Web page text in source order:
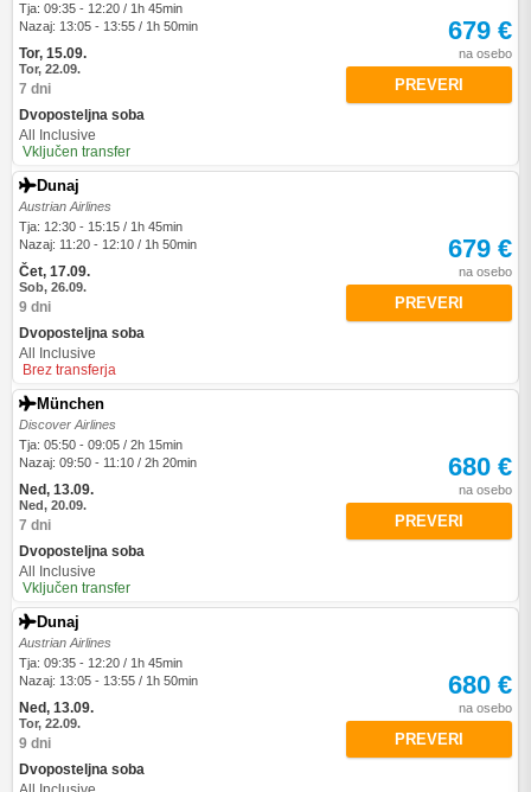
Tja: 09:35 - 12:20 / 1h 45min
Nazaj: 13:05 - 13:55 / 1h 50min
Tor, 15.09.
Tor, 22.09.
7 dni
Dvoposteljna soba
All Inclusive
Vključen transfer
679 €
na osebo
PREVERI
Dunaj
Austrian Airlines
Tja: 12:30 - 15:15 / 1h 45min
Nazaj: 11:20 - 12:10 / 1h 50min
Čet, 17.09.
Sob, 26.09.
9 dni
Dvoposteljna soba
All Inclusive
Brez transferja
679 €
na osebo
PREVERI
München
Discover Airlines
Tja: 05:50 - 09:05 / 2h 15min
Nazaj: 09:50 - 11:10 / 2h 20min
Ned, 13.09.
Ned, 20.09.
7 dni
Dvoposteljna soba
All Inclusive
Vključen transfer
680 €
na osebo
PREVERI
Dunaj
Austrian Airlines
Tja: 09:35 - 12:20 / 1h 45min
Nazaj: 13:05 - 13:55 / 1h 50min
Ned, 13.09.
Tor, 22.09.
9 dni
Dvoposteljna soba
680 €
na osebo
PREVERI